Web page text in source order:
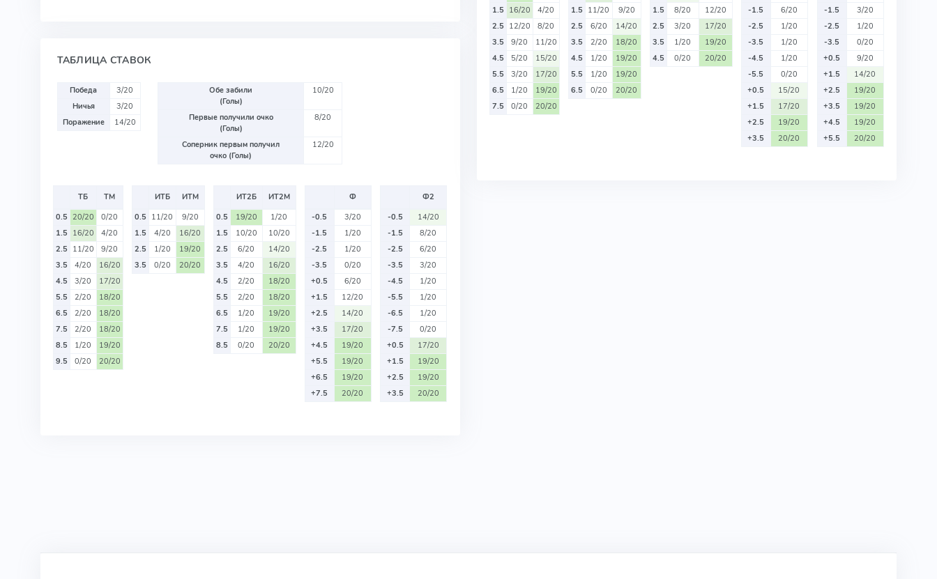
ТАБЛИЦА СТАВОК
Победа
3/20
Ничья
3/20
Поражение
14/20
Обе забили
(Голы)
10/20
Первые получили очко
(Голы)
8/20
Соперник первым получил
очко (Голы)
12/20
ТБ
ТМ
0.5 20/20
0/20
1.5 16/20
4/20
2.5 11/20
9/20
3.5
4/20
16/20
4.5
3/20
17/20
5.5
2/20
18/20
6.5
2/20
18/20
7.5
2/20
18/20
8.5
1/20
19/20
9.5
0/20 20/20
ИТБ
ИТМ
0.5 11/20
9/20
1.5
4/20
16/20
2.5
1/20
19/20
3.5
0/20 20/20
ИТ2Б
ИТ2М
0.5
19/20
1/20
1.5
10/20
10/20
2.5
6/20
14/20
3.5
4/20
16/20
4.5
2/20
18/20
5.5
2/20
18/20
6.5
1/20
19/20
7.5
1/20
19/20
8.5
0/20 20/20
Ф
-0.5
3/20
-1.5
1/20
-2.5
1/20
-3.5
0/20
+0.5
6/20
+1.5
12/20
+2.5
14/20
+3.5
17/20
+4.5
19/20
+5.5
19/20
+6.5
19/20
+7.5
20/20
Ф2
-0.5
14/20
-1.5
8/20
-2.5
6/20
-3.5
3/20
-4.5
1/20
-5.5
1/20
-6.5
1/20
-7.5
0/20
+0.5
17/20
+1.5
19/20
+2.5
19/20
+3.5
20/20
1.5 16/20
4/20
2.5 12/20
8/20
3.5
9/20
11/20
4.5
5/20
15/20
5.5
3/20
17/20
6.5
1/20
19/20
7.5
0/20 20/20
1.5 11/20
9/20
2.5
6/20
14/20
3.5
2/20
18/20
4.5
1/20
19/20
5.5
1/20
19/20
6.5
0/20 20/20
1.5
8/20
12/20
2.5
3/20
17/20
3.5
1/20
19/20
4.5
0/20 20/20
-1.5
6/20
-2.5
1/20
-3.5
1/20
-4.5
1/20
-5.5
0/20
+0.5
15/20
+1.5
17/20
+2.5
19/20
+3.5
20/20
-1.5
3/20
-2.5
1/20
-3.5
0/20
+0.5
9/20
+1.5
14/20
+2.5
19/20
+3.5
19/20
+4.5
19/20
+5.5
20/20